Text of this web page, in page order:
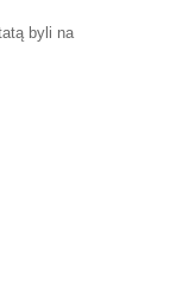
byli na